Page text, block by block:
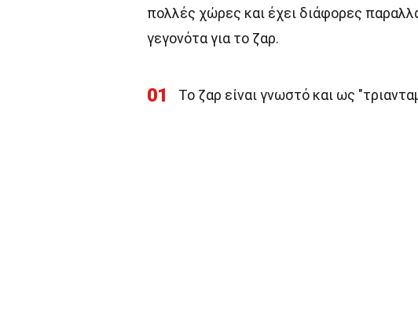
πολλές χώρες και έχει διάφορες
γεγονότα για το ζαρ.
01 Το ζαρ είναι γνωστό και ως